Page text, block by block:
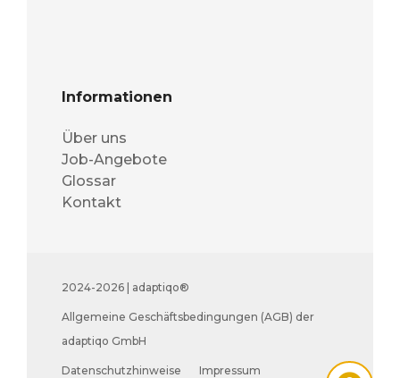
Informationen
Über uns
Job-Angebote
Glossar
Kontakt
2024-2026 | adaptiqo®
Allgemeine Geschäftsbedingungen (AGB) der
adaptiqo GmbH
Datenschutzhinweise Impressum